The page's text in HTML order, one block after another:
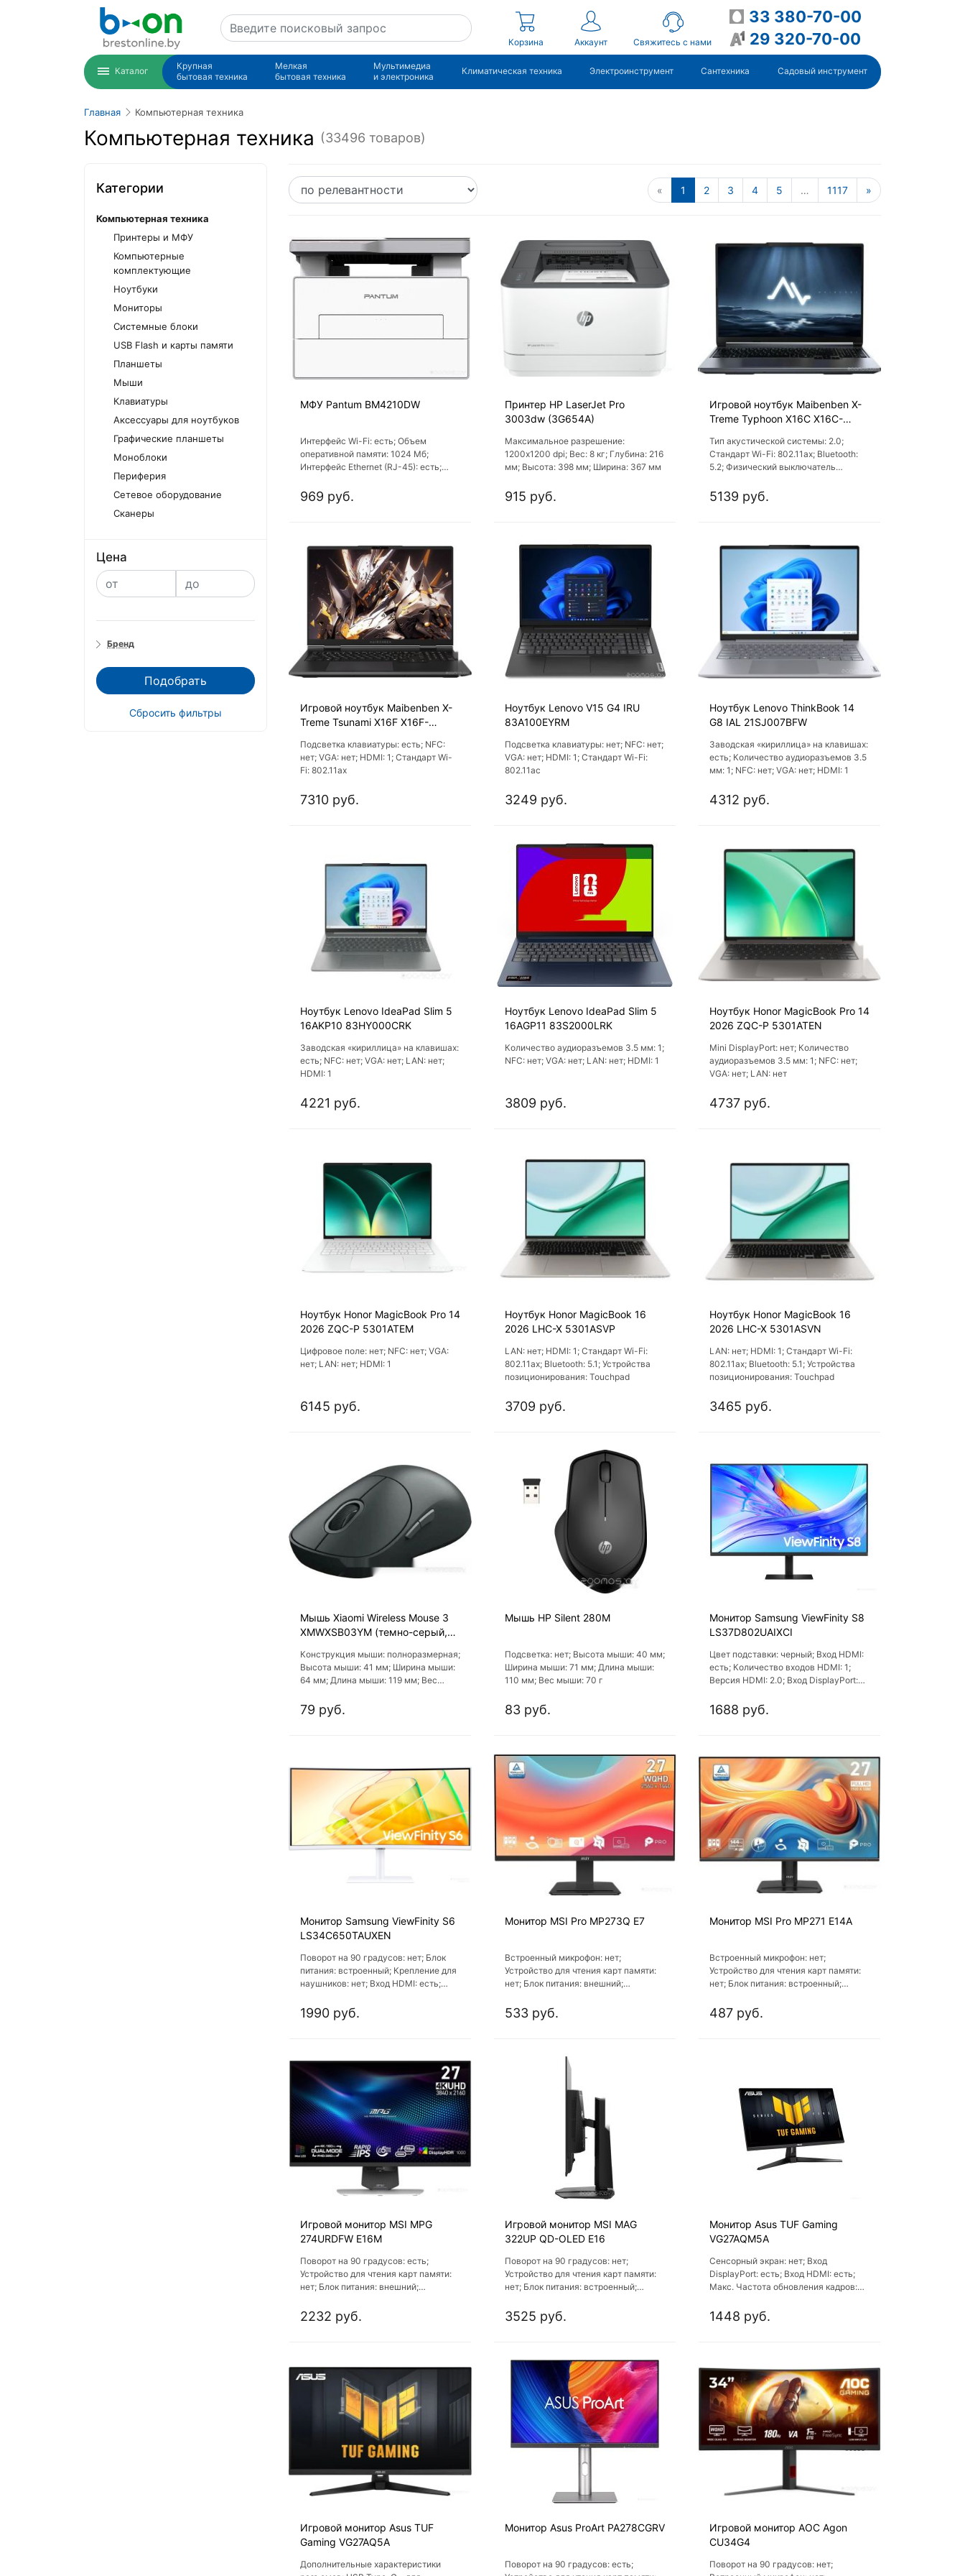
Корзина Аккаунт Свяжитесь с нами
33 380-70-00
29 320-70-00
Каталог
Крупная
бытовая техника
Мелкая
бытовая техника
Мультимедиа
и электроника
Климатическая техника Электроинструмент Сантехника Садовый инструмент
Главная Компьютерная техника
Компьютерная техника (33496 товаров)
Категории
Компьютерная техника
Принтеры и МФУ
Компьютерные
комплектующие
Ноутбуки
Мониторы
Системные блоки
USB Flash и карты памяти
Планшеты
Мыши
Клавиатуры
Аксессуары для ноутбуков
Графические планшеты
Моноблоки
Периферия
Сетевое оборудование
Сканеры
Цена
Бренд
Подобрать
Сбросить фильтры
« 1 2 3 4 5 … 1117 »
МФУ Pantum BM4210DW
Интерфейс Wi-Fi: есть; Объем
оперативной памяти: 1024 Мб;
Интерфейс Ethernet (RJ-45): есть;
есть
969 руб.
Принтер HP LaserJet Pro
3003dw (3G654A)
Максимальное разрешение:
1200х1200 dpi; Вес: 8 кг; Глубина: 216
мм; Высота: 398 мм; Ширина: 367 мм
915 руб.
Игровой ноутбук Maibenben X-
Treme Typhoon X16C X16C-
Тип акустической системы: 2.0;
Стандарт Wi-Fi: 802.11ах; Bluetooth:
5.2; Физический выключатель
позиционирования: Touchpad
5139 руб.
Игровой ноутбук Maibenben X-
Treme Tsunami X16F X16F-
Подсветка клавиатуры: есть; NFC:
нет; VGA: нет; HDMI: 1; Стандарт Wi-
Fi: 802.11ах
7310 руб.
Ноутбук Lenovo V15 G4 IRU
83A100EYRM
Подсветка клавиатуры: нет; NFC: нет;
VGA: нет; HDMI: 1; Стандарт Wi-Fi:
802.11ac
3249 руб.
Ноутбук Lenovo ThinkBook 14
G8 IAL 21SJ007BFW
Заводская «кириллица» на клавишах:
есть; Количество аудиоразъемов 3.5
мм: 1; NFC: нет; VGA: нет; HDMI: 1
4312 руб.
Ноутбук Lenovo IdeaPad Slim 5
16AKP10 83HY000CRK
Заводская «кириллица» на клавишах:
есть; NFC: нет; VGA: нет; LAN: нет;
HDMI: 1
4221 руб.
Ноутбук Lenovo IdeaPad Slim 5
16AGP11 83S2000LRK
Количество аудиоразъемов 3.5 мм: 1;
NFC: нет; VGA: нет; LAN: нет; HDMI: 1
3809 руб.
Ноутбук Honor MagicBook Pro 14
2026 ZQC-P 5301ATEN
Mini DisplayPort: нет; Количество
аудиоразъемов 3.5 мм: 1; NFC: нет;
VGA: нет; LAN: нет
4737 руб.
Ноутбук Honor MagicBook Pro 14
2026 ZQC-P 5301ATEM
Цифровое поле: нет; NFC: нет; VGA:
нет; LAN: нет; HDMI: 1
6145 руб.
Ноутбук Honor MagicBook 16
2026 LHC-X 5301ASVP
LAN: нет; HDMI: 1; Стандарт Wi-Fi:
802.11ах; Bluetooth: 5.1; Устройства
позиционирования: Touchpad
3709 руб.
Ноутбук Honor MagicBook 16
2026 LHC-X 5301ASVN
LAN: нет; HDMI: 1; Стандарт Wi-Fi:
802.11ах; Bluetooth: 5.1; Устройства
позиционирования: Touchpad
3465 руб.
Мышь Xiaomi Wireless Mouse 3
XMWXSB03YM (темно-серый,
Конструкция мыши: полноразмерная;
Высота мыши: 41 мм; Ширина мыши:
64 мм; Длина мыши: 119 мм; Вес
79 руб.
Мышь HP Silent 280M
Подсветка: нет; Высота мыши: 40 мм;
Ширина мыши: 71 мм; Длина мыши:
110 мм; Вес мыши: 70 г
83 руб.
Монитор Samsung ViewFinity S8
LS37D802UAIXCI
Цвет подставки: черный; Вход HDMI:
есть; Количество входов HDMI: 1;
Версия HDMI: 2.0; Вход DisplayPort:
1688 руб.
Монитор Samsung ViewFinity S6
LS34C650TAUXEN
Поворот на 90 градусов: нет; Блок
питания: встроенный; Крепление для
наушников: нет; Вход HDMI: есть;
1990 руб.
Монитор MSI Pro MP273Q E7
Встроенный микрофон: нет;
Устройство для чтения карт памяти:
нет; Блок питания: внешний;
HDMI: есть
533 руб.
Монитор MSI Pro MP271 E14A
Встроенный микрофон: нет;
Устройство для чтения карт памяти:
нет; Блок питания: встроенный;
VGA: есть
487 руб.
Игровой монитор MSI MPG
274URDFW E16M
Поворот на 90 градусов: есть;
Устройство для чтения карт памяти:
нет; Блок питания: внешний;
HDMI: есть
2232 руб.
Игровой монитор MSI MAG
322UP QD-OLED E16
Поворот на 90 градусов: нет;
Устройство для чтения карт памяти:
нет; Блок питания: встроенный;
HDMI: есть
3525 руб.
Монитор Asus TUF Gaming
VG27AQM5A
Сенсорный экран: нет; Вход
DisplayPort: есть; Вход HDMI: есть;
Макс. Частота обновления кадров:
кадров: 60 Гц
1448 руб.
Игровой монитор Asus TUF
Gaming VG27AQ5A
Дополнительные характеристики
Монитор Asus ProArt PA278CGRV
Поворот на 90 градусов: есть;
Игровой монитор AOC Agon
CU34G4
Поворот на 90 градусов: нет;